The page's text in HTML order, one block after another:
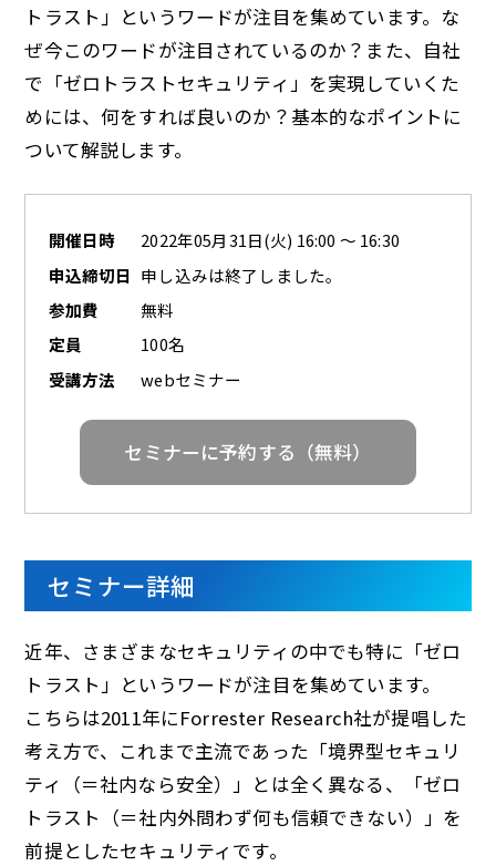
y
V
d
e
o
トラスト」というワードが注目を集めています。な
ぜ今このワードが注目されているのか？また、自社
で「ゼロトラストセキュリティ」を実現していくた
めには、何をすれば良いのか？基本的なポイントに
ついて解説します。
開催日時
2022年05月31日(火) 16:00 ～ 16:30
申込締切日 申し込みは終了しました。
参加費
無料
定員
100名
受講方法
webセミナー
セミナーに予約する（無料）
セミナー詳細
近年、さまざまなセキュリティの中でも特に「ゼロ
トラスト」というワードが注目を集めています。
こちらは2011年にForrester Research社が提唱した
考え方で、これまで主流であった「境界型セキュリ
ティ（＝社内なら安全）」とは全く異なる、「ゼロ
トラスト（＝社内外問わず何も信頼できない）」を
前提としたセキュリティです。